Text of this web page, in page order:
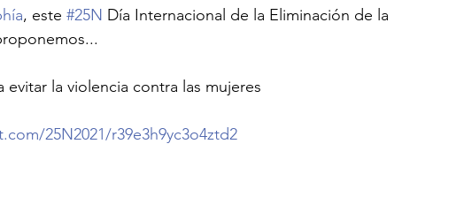
Poesía Feminista
, este #25N Día Internacional de la Eliminación de la
la violencia contra las mujeres
25N2021/r39e3h9yc3o4ztd2